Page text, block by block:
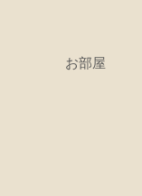
お部屋